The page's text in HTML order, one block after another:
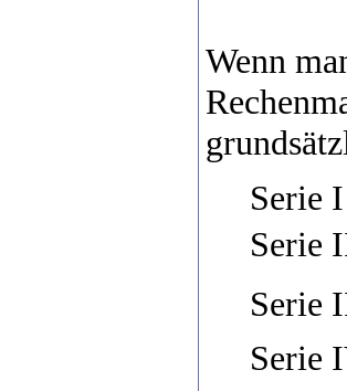
Wenn
Serie
Serie
Serie
Serie